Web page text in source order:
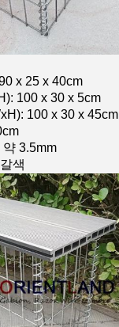
x 25 x 40cm
100 x 30 x 5cm
100 x 30 x 45cm
3.5mm
색